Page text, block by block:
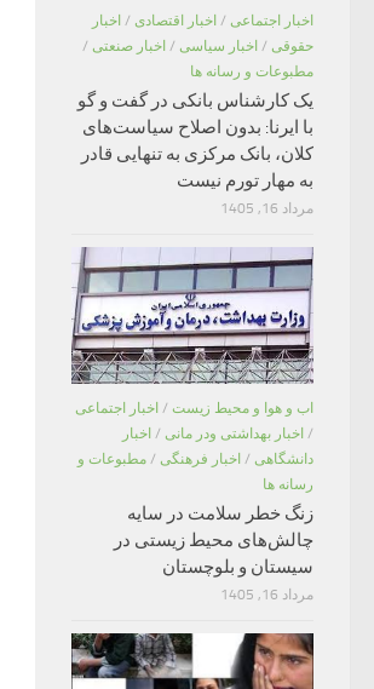
اخبار اجتماعی / اخبار اقتصادی / اخبار
حقوقی / اخبار سیاسی / اخبار صنعتی /
مطبوعات و رسانه ها
یک کارشناس بانکی در گفت و گو
با ایرنا: بدون اصلاح سیاست‌های
کلان، بانک مرکزی به تنهایی قادر
به مهار تورم نیست
مرداد 16, 1405
اب و هوا و محیط زیست / اخبار اجتماعی
/ اخبار بهداشتی ودر مانی / اخبار
دانشگاهی / اخبار فرهنگی / مطبوعات و
رسانه ها
زنگ خطر سلامت در سایه
چالش‌های محیط زیستی در
سیستان و بلوچستان
مرداد 16, 1405